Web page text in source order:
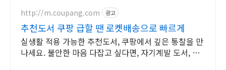
http://m.coupang.com 광고
추천도서 쿠팡 급할 땐 로켓배송으로 빠르게
실생활 적용 가능한 추천도서, 쿠팡에서 깊은 통찰을 만
나세요. 불안한 마음 다잡고 싶다면, 자기계발 도서, 내